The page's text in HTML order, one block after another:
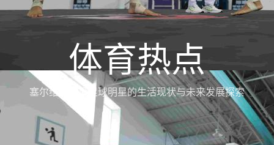
体育热点
塞尔维亚退役足球明星的生活现状与未来发展探索